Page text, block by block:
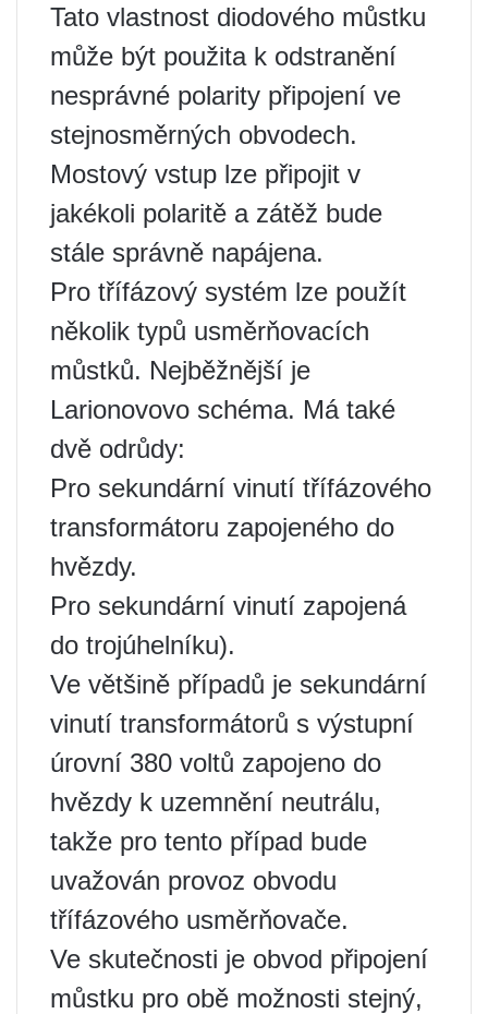
Tato vlastnost diodového můstku
může být použita k odstranění
nesprávné polarity připojení ve
stejnosměrných obvodech.
Mostový vstup lze připojit v
jakékoli polaritě a zátěž bude
stále správně napájena.
Pro třífázový systém lze použít
několik typů usměrňovacích
můstků. Nejběžnější je
Larionovovo schéma. Má také
dvě odrůdy:
Pro sekundární vinutí třífázového
transformátoru zapojeného do
hvězdy.
Pro sekundární vinutí zapojená
do trojúhelníku).
Ve většině případů je sekundární
vinutí transformátorů s výstupní
úrovní 380 voltů zapojeno do
hvězdy k uzemnění neutrálu,
takže pro tento případ bude
uvažován provoz obvodu
třífázového usměrňovače.
Ve skutečnosti je obvod připojení
můstku pro obě možnosti stejný,